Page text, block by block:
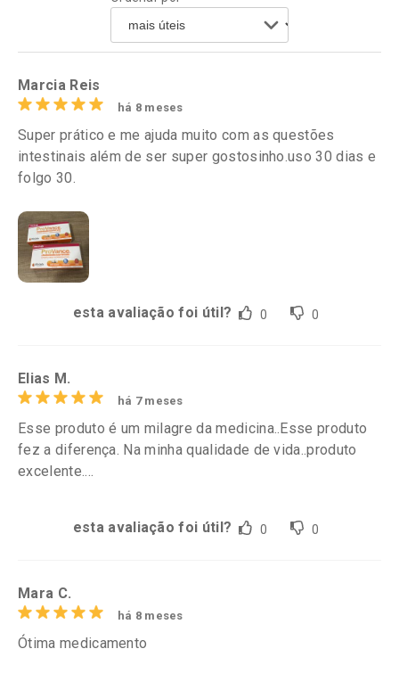
Comprar sem Desconto
Por R$ 44,70/cada
Comprar sem Desconto
Por R$ 74,24/cada
Marcia Reis
há 8 meses
Super prático e me ajuda muito com as questões
intestinais além de ser super gostosinho.uso 30 dias e
folgo 30.
esta avaliação foi útil? 0 0
Elias M.
há 7 meses
Esse produto é um milagre da medicina..Esse produto
fez a diferença. Na minha qualidade de vida..produto
excelente....
esta avaliação foi útil? 0 0
Mara C.
há 8 meses
Ótima medicamento